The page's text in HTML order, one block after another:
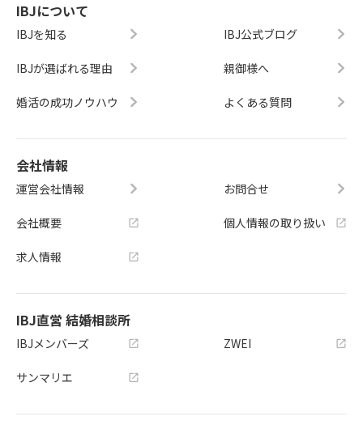
IBJについて
IBJを知る
IBJが選ばれる理由
婚活の成功ノウハウ
IBJ公式ブログ
親御様へ
よくある質問
会社情報
運営会社情報
会社概要
求人情報
お問合せ
個人情報の取り扱い
IBJ直営 結婚相談所
IBJメンバーズ
サンマリエ
ZWEI